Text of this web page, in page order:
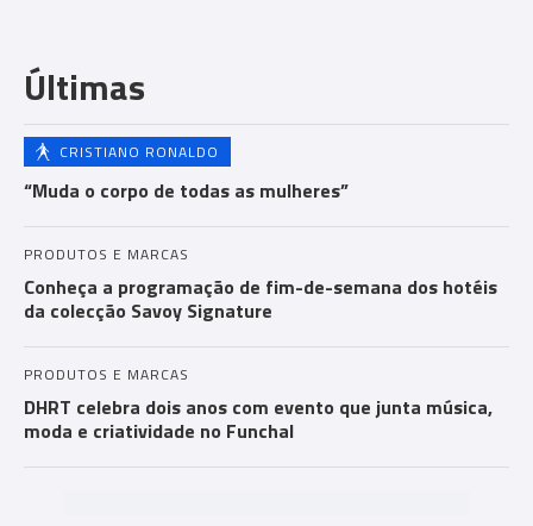
ts
Últimas
CRISTIANO RONALDO
“Muda o corpo de todas as mulheres”
PRODUTOS E MARCAS
Conheça a programação de fim-de-semana dos hotéis
da colecção Savoy Signature
PRODUTOS E MARCAS
DHRT celebra dois anos com evento que junta música,
moda e criatividade no Funchal